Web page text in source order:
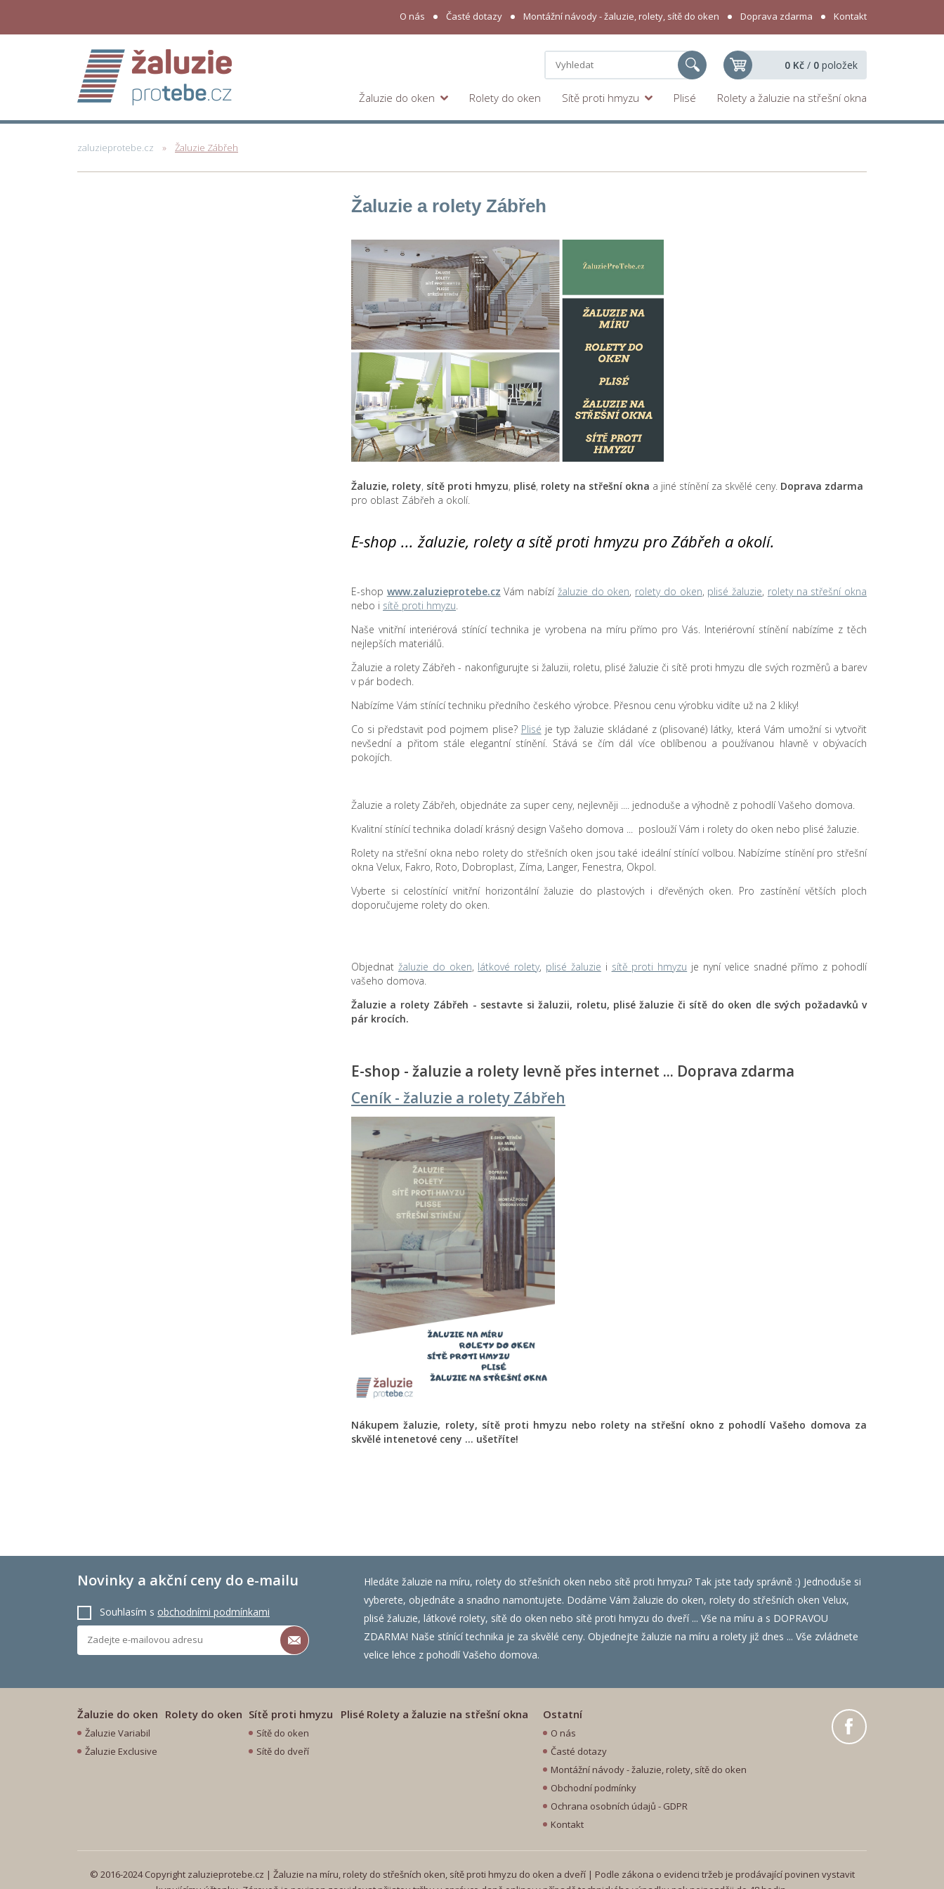
O nás Časté dotazy Montážní návody - žaluzie, rolety, sítě do oken Doprava zdarma Kontakt
0 Kč / 0 položek
Žaluzie do oken Rolety do oken Sítě proti hmyzu Plisé Rolety a žaluzie na střešní okna
zaluzieprotebe.cz Žaluzie Zábřeh
Žaluzie a rolety Zábřeh
Žaluzie, rolety, sítě proti hmyzu, plisé, rolety na střešní okna a jiné stínění za skvělé ceny. Doprava zdarma
pro oblast Zábřeh a okolí.
E-shop ... žaluzie, rolety a sítě proti hmyzu pro Zábřeh a okolí.
E-shop www.zaluzieprotebe.cz Vám nabízí žaluzie do oken, rolety do oken, plisé žaluzie, rolety na střešní okna
nebo i sítě proti hmyzu.
Naše vnitřní interiérová stínící technika je vyrobena na míru přímo pro Vás. Interiérovní stínění nabízíme z těch
nejlepších materiálů.
Žaluzie a rolety Zábřeh - nakonfigurujte si žaluzii, roletu, plisé žaluzie či sítě proti hmyzu dle svých rozměrů a barev
v pár bodech.
Nabízíme Vám stínící techniku předního českého výrobce. Přesnou cenu výrobku vidíte už na 2 kliky!
Co si představit pod pojmem plise? Plisé je typ žaluzie skládané z (plisované) látky, která Vám umožní si vytvořit
nevšední a přitom stále elegantní stínění. Stává se čím dál více oblíbenou a používanou hlavně v obývacích
pokojích.
Žaluzie a rolety Zábřeh, objednáte za super ceny, nejlevněji .... jednoduše a výhodně z pohodlí Vašeho domova.
Kvalitní stínící technika doladí krásný design Vašeho domova ... poslouží Vám i rolety do oken nebo plisé žaluzie.
Rolety na střešní okna nebo rolety do střešních oken jsou také ideální stínící volbou. Nabízíme stínění pro střešní
okna Velux, Fakro, Roto, Dobroplast, Zíma, Langer, Fenestra, Okpol.
Vyberte si celostínící vnitřní horizontální žaluzie do plastových i dřevěných oken. Pro zastínění větších ploch
doporučujeme rolety do oken.
Objednat žaluzie do oken, látkové rolety, plisé žaluzie i sítě proti hmyzu je nyní velice snadné přímo z pohodlí
vašeho domova.
Žaluzie a rolety Zábřeh - sestavte si žaluzii, roletu, plisé žaluzie či sítě do oken dle svých požadavků v
pár krocích.
E-shop - žaluzie a rolety levně přes internet ... Doprava zdarma
Ceník - žaluzie a rolety Zábřeh
Nákupem žaluzie, rolety, sítě proti hmyzu nebo rolety na střešní okno z pohodlí Vašeho domova za
skvělé intenetové ceny ... ušetříte!
Novinky a akční ceny do e-mailu
Souhlasím s obchodními podmínkami
Hledáte žaluzie na míru, rolety do střešních oken nebo sítě proti hmyzu? Tak jste tady správně :) Jednoduše si
vyberete, objednáte a snadno namontujete. Dodáme Vám žaluzie do oken, rolety do střešních oken Velux,
plisé žaluzie, látkové rolety, sítě do oken nebo sítě proti hmyzu do dveří ... Vše na míru a s DOPRAVOU
ZDARMA! Naše stínící technika je za skvělé ceny. Objednejte žaluzie na míru a rolety již dnes ... Vše zvládnete
velice lehce z pohodlí Vašeho domova.
Žaluzie do oken
Žaluzie Variabil
Žaluzie Exclusive
Rolety do oken Sítě proti hmyzu
Sítě do oken
Sítě do dveří
Plisé Rolety a žaluzie na střešní okna Ostatní
O nás
Časté dotazy
Montážní návody - žaluzie, rolety, sítě do oken
Obchodní podmínky
Ochrana osobních údajů - GDPR
Kontakt
© 2016-2024 Copyright zaluzieprotebe.cz | Žaluzie na míru, rolety do střešních oken, sítě proti hmyzu do oken a dveří | Podle zákona o evidenci tržeb je prodávající povinen vystavit